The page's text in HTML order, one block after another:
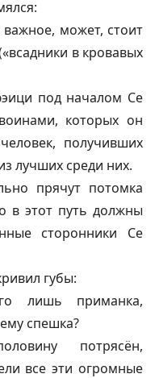
может, стоит
в кровавых
под началом Се
которых он
получивших
лучших среди них.
прячут потомка
в этот путь должны
сторонники Се
губы:
лишь приманка,
спешка?
потрясён,
все эти огромные